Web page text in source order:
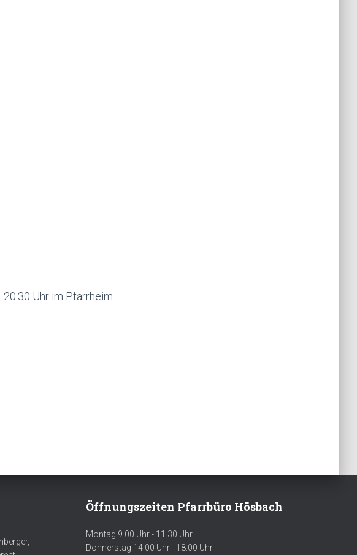
Uhr im Pfarrheim
Öffnungszeiten Pfarrbüro Hösbach
Montag 9.00 Uhr - 11.30 Uhr
Donnerstag 14:00 Uhr - 18.00 Uhr